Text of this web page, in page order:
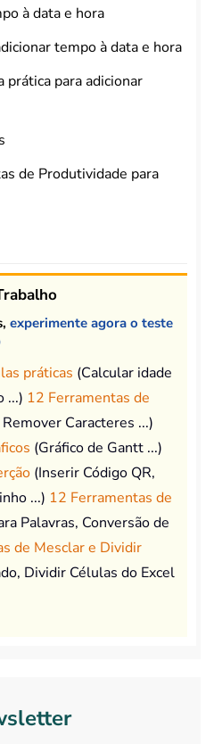
à data e hora
tempo à data e hora
prática para adicionar
de Produtividade para
experimente agora o teste
práticas (Calcular idade
...) 12 Ferramentas de
Caracteres ...)
(Gráfico de Gantt ...)
(Inserir Código QR,
...) 12 Ferramentas de
Palavras, Conversão de
de Mesclar e Dividir
Dividir Células do Excel